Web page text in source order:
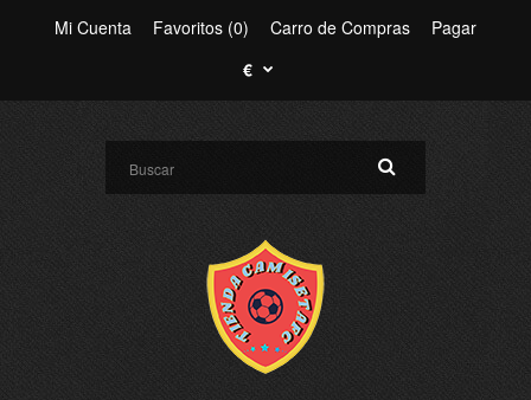
Mi Cuenta Favoritos (0) Carro de Compras
Pagar
€